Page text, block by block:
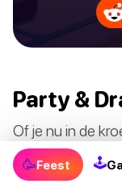
🥳Feest 🕹
Party &
Of je nu in de
drankspellen, of